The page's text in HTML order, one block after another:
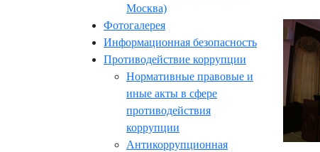
Москва)
Фотогалерея
Информационная безопасность
Противодействие коррупции
Нормативные правовые и
иные акты в сфере
противодействия
коррупции
Антикоррупционная